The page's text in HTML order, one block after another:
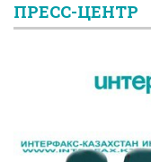
ПРЕСС-ЦЕНТР